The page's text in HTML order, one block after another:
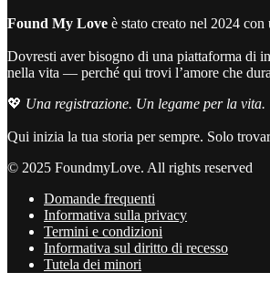
Found My Love è stato creato nel 2024 con
Dovresti aver bisogno di una piattaforma di
nella vita — perché qui trovi l’amore che
💖 Una registrazione. Un legame per la vita.
Qui inizia la tua storia per sempre. Solo
© 2025 FoundmyLove. All rights reserved
Domande frequenti
Informativa sulla privacy
Termini e condizioni
Informativa sul diritto di recesso
Tutela dei minori